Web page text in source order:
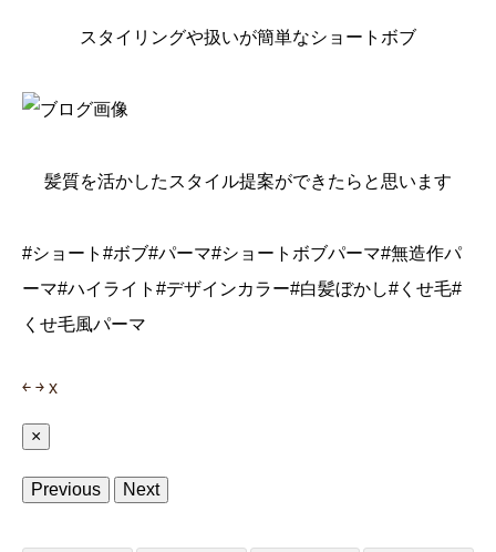
スタイリングや扱いが簡単なショートボブ
髪質を活かしたスタイル提案ができたらと思います
#ショート#ボブ#パーマ#ショートボブパーマ#無造作パ
ーマ#ハイライト#デザインカラー#白髪ぼかし#くせ毛#
くせ毛風パーマ
￩ ￫ x
×
Previous Next